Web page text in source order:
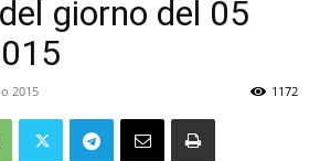
giorno del 05
2015 1172